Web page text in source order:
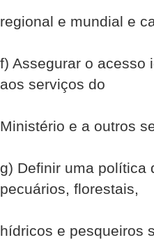
regional e mundial e
f) Assegurar o acesso
aos serviços do
Ministério e a outros
g) Definir uma política
pecuários, florestais,
hídricos e pesqueiros